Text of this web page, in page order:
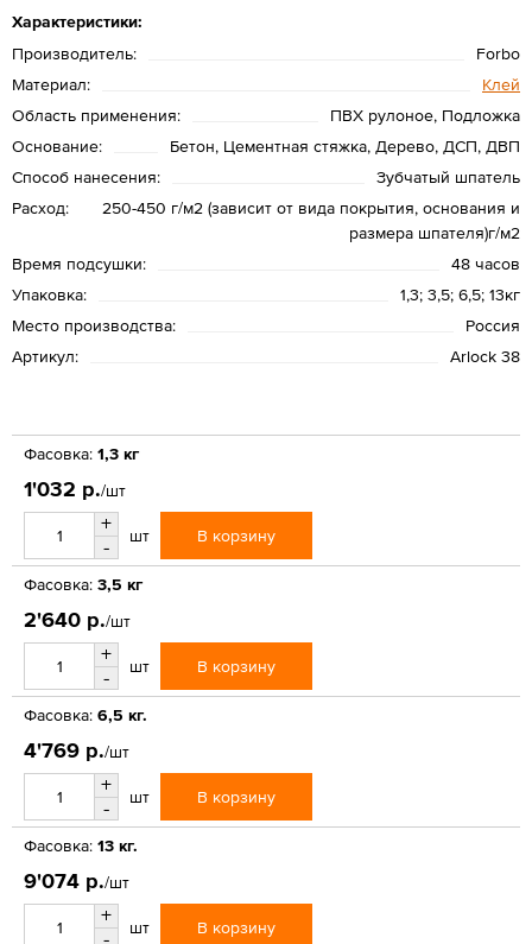
Характеристики:
Производитель:
Forbo
Материал:
Клей
Область применения:
ПВХ рулоное, Подложка
Основание:
Бетон, Цементная стяжка, Дерево, ДСП, ДВП
Способ нанесения:
Зубчатый шпатель
Расход:
250-450 г/м2 (зависит от вида покрытия, основания и
размера шпателя)г/м2
Время подсушки:
48 часов
Упаковка:
1,3; 3,5; 6,5; 13кг
Место производства:
Россия
Артикул:
Arlock 38
Фасовка: 1,3 кг
1'032 р./шт
+
-
шт В корзину
Фасовка: 3,5 кг
2'640 р./шт
+
-
шт В корзину
Фасовка: 6,5 кг.
4'769 р./шт
+
-
шт В корзину
Фасовка: 13 кг.
9'074 р./шт
+
-
шт В корзину